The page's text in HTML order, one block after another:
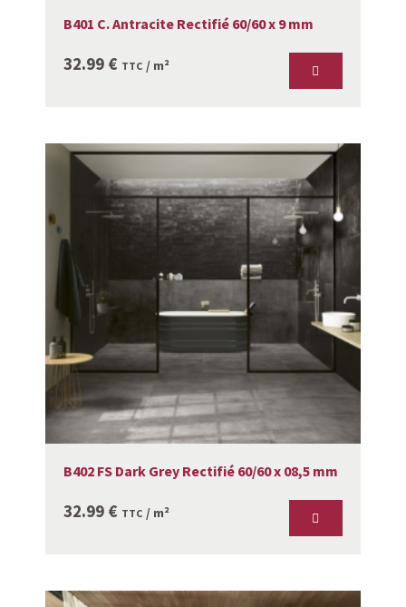
B401 C. Antracite Rectifié 60/60 x 9 mm
32.99 € TTC / m²
B402 FS Dark Grey Rectifié 60/60 x 08,5 mm
32.99 € TTC / m²